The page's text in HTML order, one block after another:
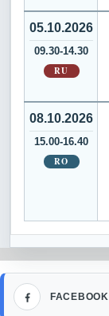
05.10.2026
09.30-14.30
RU
08.10.2026
15.00-16.40
RO
FACEBOOK
Facebook